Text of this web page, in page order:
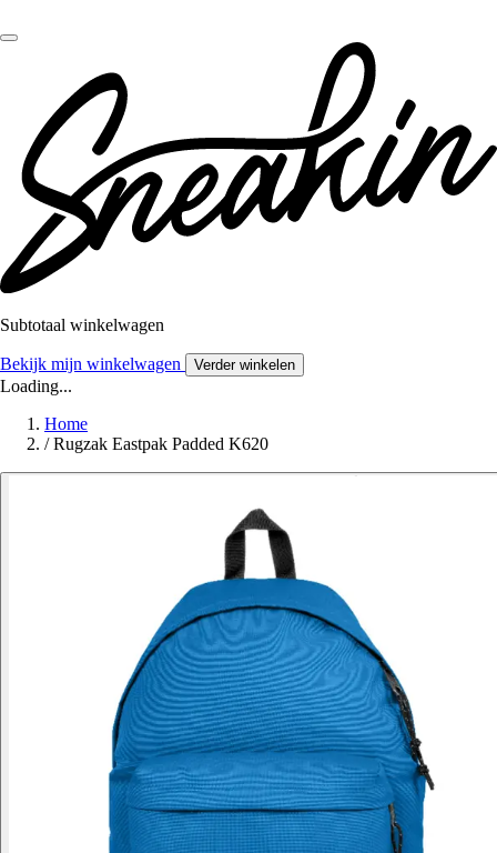
Subtotaal winkelwagen
Bekijk mijn winkelwagen Verder winkelen
Loading...
Home
/ Rugzak Eastpak Padded K620